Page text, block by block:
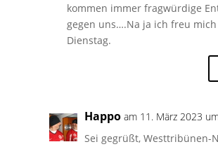
kommen immer fragwürdige
gegen uns….Na ja ich freu
Dienstag.
Happo am 11. März 2023
Sei gegrüßt, Westtribünen-